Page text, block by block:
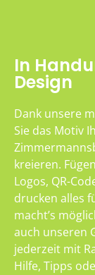
In
Design
Dank unsere
Sie das Motiv
kreieren.
Logos, QR-
drucken alles
macht’s
auch unseren
jederzeit mit
Hilfe, Tipps